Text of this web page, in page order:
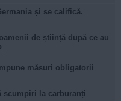
și se califică.
de știință după ce au
măsuri obligatorii
scumpiri la carburanți